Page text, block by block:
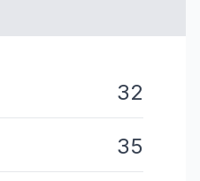
32
35